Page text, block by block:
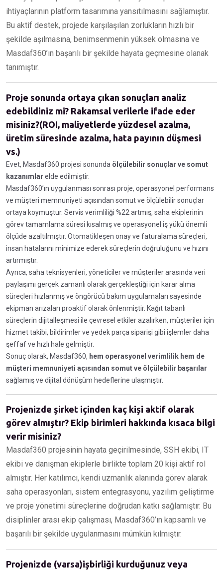
ihtiyaçlarının platform tasarımına yansıtılmasını sağlamıştır.
Bu aktif destek, projede karşılaşılan zorlukların hızlı bir
şekilde aşılmasına, benimsenmenin yüksek olmasına ve
Masdaf360’ın başarılı bir şekilde hayata geçmesine olanak
tanımıştır.
Proje sonunda ortaya çıkan sonuçları analiz
edebildiniz mi? Rakamsal verilerle ifade eder
misiniz?(ROI, maliyetlerde yüzdesel azalma,
üretim süresinde azalma, hata payının düşmesi
vs.)
Evet, Masdaf360 projesi sonunda ölçülebilir sonuçlar ve somut
kazanımlar elde edilmiştir.
Masdaf360’ın uygulanması sonrası proje, operasyonel performans
ve müşteri memnuniyeti açısından somut ve ölçülebilir sonuçlar
ortaya koymuştur. Servis verimliliği %22 artmış, saha ekiplerinin
görev tamamlama süresi kısalmış ve operasyonel iş yükü önemli
ölçüde azaltılmıştır. Otomatikleşen onay ve faturalama süreçleri,
insan hatalarını minimize ederek süreçlerin doğruluğunu ve hızını
artırmıştır.
Ayrıca, saha teknisyenleri, yöneticiler ve müşteriler arasında veri
paylaşımı gerçek zamanlı olarak gerçekleştiği için karar alma
süreçleri hızlanmış ve öngörücü bakım uygulamaları sayesinde
ekipman arızaları proaktif olarak önlenmiştir. Kağıt tabanlı
süreçlerin dijitalleşmesi ile çevresel etkiler azalırken, müşteriler için
hizmet takibi, bildirimler ve yedek parça siparişi gibi işlemler daha
şeffaf ve hızlı hale gelmiştir.
Sonuç olarak, Masdaf360, hem operasyonel verimlilik hem de
müşteri memnuniyeti açısından somut ve ölçülebilir başarılar
sağlamış ve dijital dönüşüm hedeflerine ulaşmıştır.
Projenizde şirket içinden kaç kişi aktif olarak
görev almıştır? Ekip birimleri hakkında kısaca bilgi
verir misiniz?
Masdaf360 projesinin hayata geçirilmesinde, SSH ekibi, IT
ekibi ve danışman ekiplerle birlikte toplam 20 kişi aktif rol
almıştır. Her katılımcı, kendi uzmanlık alanında görev alarak
saha operasyonları, sistem entegrasyonu, yazılım geliştirme
ve proje yönetimi süreçlerine doğrudan katkı sağlamıştır. Bu
disiplinler arası ekip çalışması, Masdaf360’ın kapsamlı ve
başarılı bir şekilde uygulanmasını mümkün kılmıştır.
Projenizde (varsa)işbirliği kurduğunuz veya